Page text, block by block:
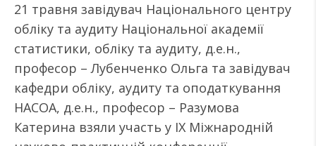
21 травня завідувач Національного центру
обліку та аудиту Національної академії
статистики, обліку та аудиту, д.е.н.,
професор – Лубенченко Ольга та завідувач
кафедри обліку, аудиту та оподаткування
НАСОА, д.е.н., професор – Разумова
Катерина взяли участь у ІX Міжнародній